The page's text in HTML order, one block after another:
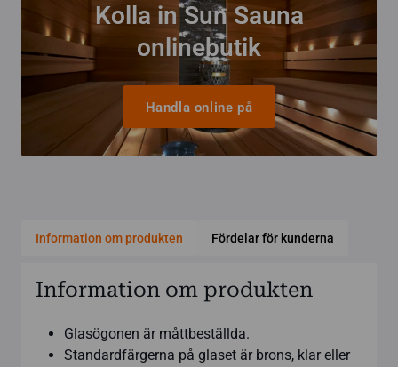
Kolla in Sun Sauna
onlinebutik
Handla online på
Information om produkten Fördelar för kunderna
Information om produkten
Glasögonen är måttbeställda.
Standardfärgerna på glaset är brons, klar eller